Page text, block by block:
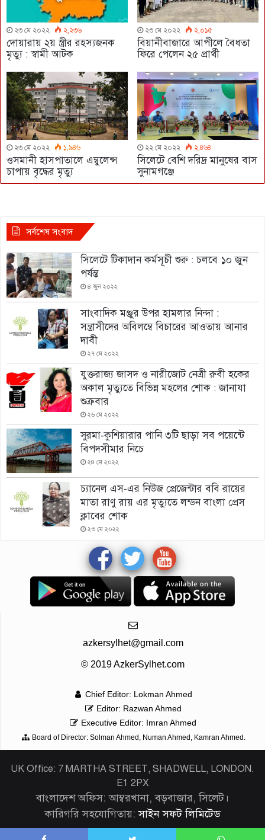
২৩ মে ২০২২ ২,২৩৬
দোয়ারায় ২য় স্ত্রীর রহস্যজনক
মৃত্যু : স্বামী আটক
২৩ মে ২০২২ ২,০১৫
বিয়ানীবাজারে আপীলে বৈধতা
ফিরে পেলেন ২৫ প্রার্থী
২৩ মে ২০২২ ১,৯৪৬
ওসমানী হাসপাতালে এম্বুলেন্স
চাপায় বৃদ্ধের মৃত্যু
২২ মে ২০২২ ২,৪৬৪
সিলেটে বেশি দরিদ্র মানুষের বাস
সুনামগঞ্জে
সর্বশেষ সংবাদ
সিলেটে টিকাদান কর্মসূচী শুরু : চলবে ১০ জুন
পর্যন্ত
৪ জুন ২০২২
সাংবাদিক মঞ্জুর উপর হামলার নিন্দা :
সন্ত্রাসীদের অবিলম্বে বিচারের আওতায় আনার
দাবী
২৭ মে ২০২২
যুক্তরাজ্য জাসদ ও নারীজোট নেত্রী রুবী হকের
অকাল মৃত্যুতে বিভিন্ন মহলের শোক : জানাযা
শুক্রবার
২৬ মে ২০২২
সুরমা-কুশিয়ারার পানি ৩টি ছাড়া সব পয়েন্টে
বিপদসীমার নিচে
২৪ মে ২০২২
চ্যানেল এস-এর নিউজ প্রেজেন্টার ববি রায়ের
মাতা রাণু রায় এর মৃত্যুতে লন্ডন বাংলা প্রেস
ক্লাবের শোক
২৩ মে ২০২২
azkersylhet@gmail.com
© 2019 AzkerSylhet.com
Chief Editor: Lokman Ahmed
Editor: Razwan Ahmed
Executive Editor: Imran Ahmed
Board of Director: Solman Ahmed, Numan Ahmed, Kamran Ahmed.
UK Office: 7 MARTHA STREET, SHADWELL, LONDON.
E1 2PX
বাংলাদেশ অফিস: আম্বরখানা, বড়বাজার, সিলেট।
কারিগরি সহযোগিতায়:সাইন সফট লিমিটেড